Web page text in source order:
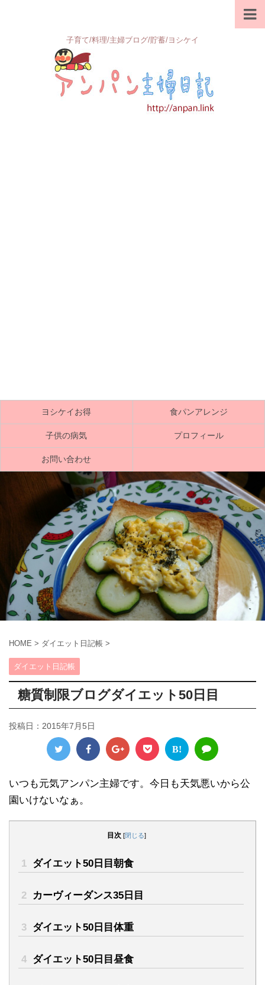
子育て/料理/主婦ブログ/貯蓄/ヨシケイ
ヨシケイお得 食パンアレンジ
子供の病気 プロフィール
お問い合わせ
HOME > ダイエット日記帳 >
ダイエット日記帳
糖質制限ブログダイエット50日目
投稿日： 2015年7月5日
B!
いつも元気アンパン主婦です。今日も天気悪いから公
園いけないなぁ。
目次 [閉じる]
1 ダイエット50日目朝食
2 カーヴィーダンス35日目
3 ダイエット50日目体重
4 ダイエット50日目昼食